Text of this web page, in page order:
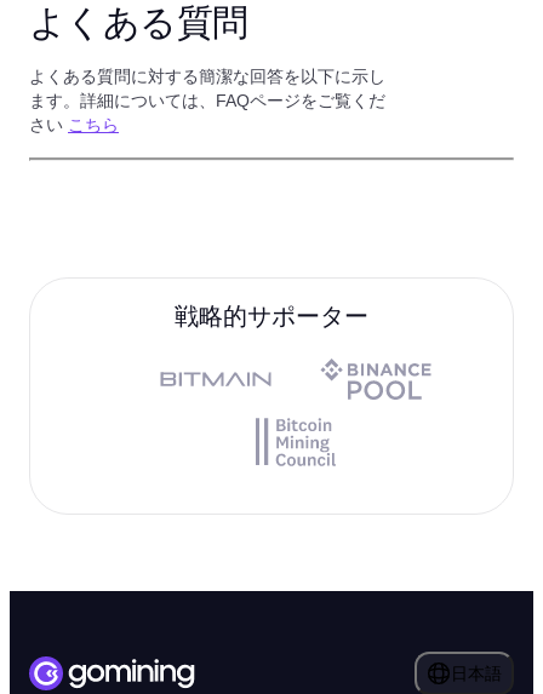
よくある質問
よくある質問に対する簡潔な回答を以下に示し
ます。詳細については、FAQページをご覧くだ
さい こちら
戦略的サポーター
日本語